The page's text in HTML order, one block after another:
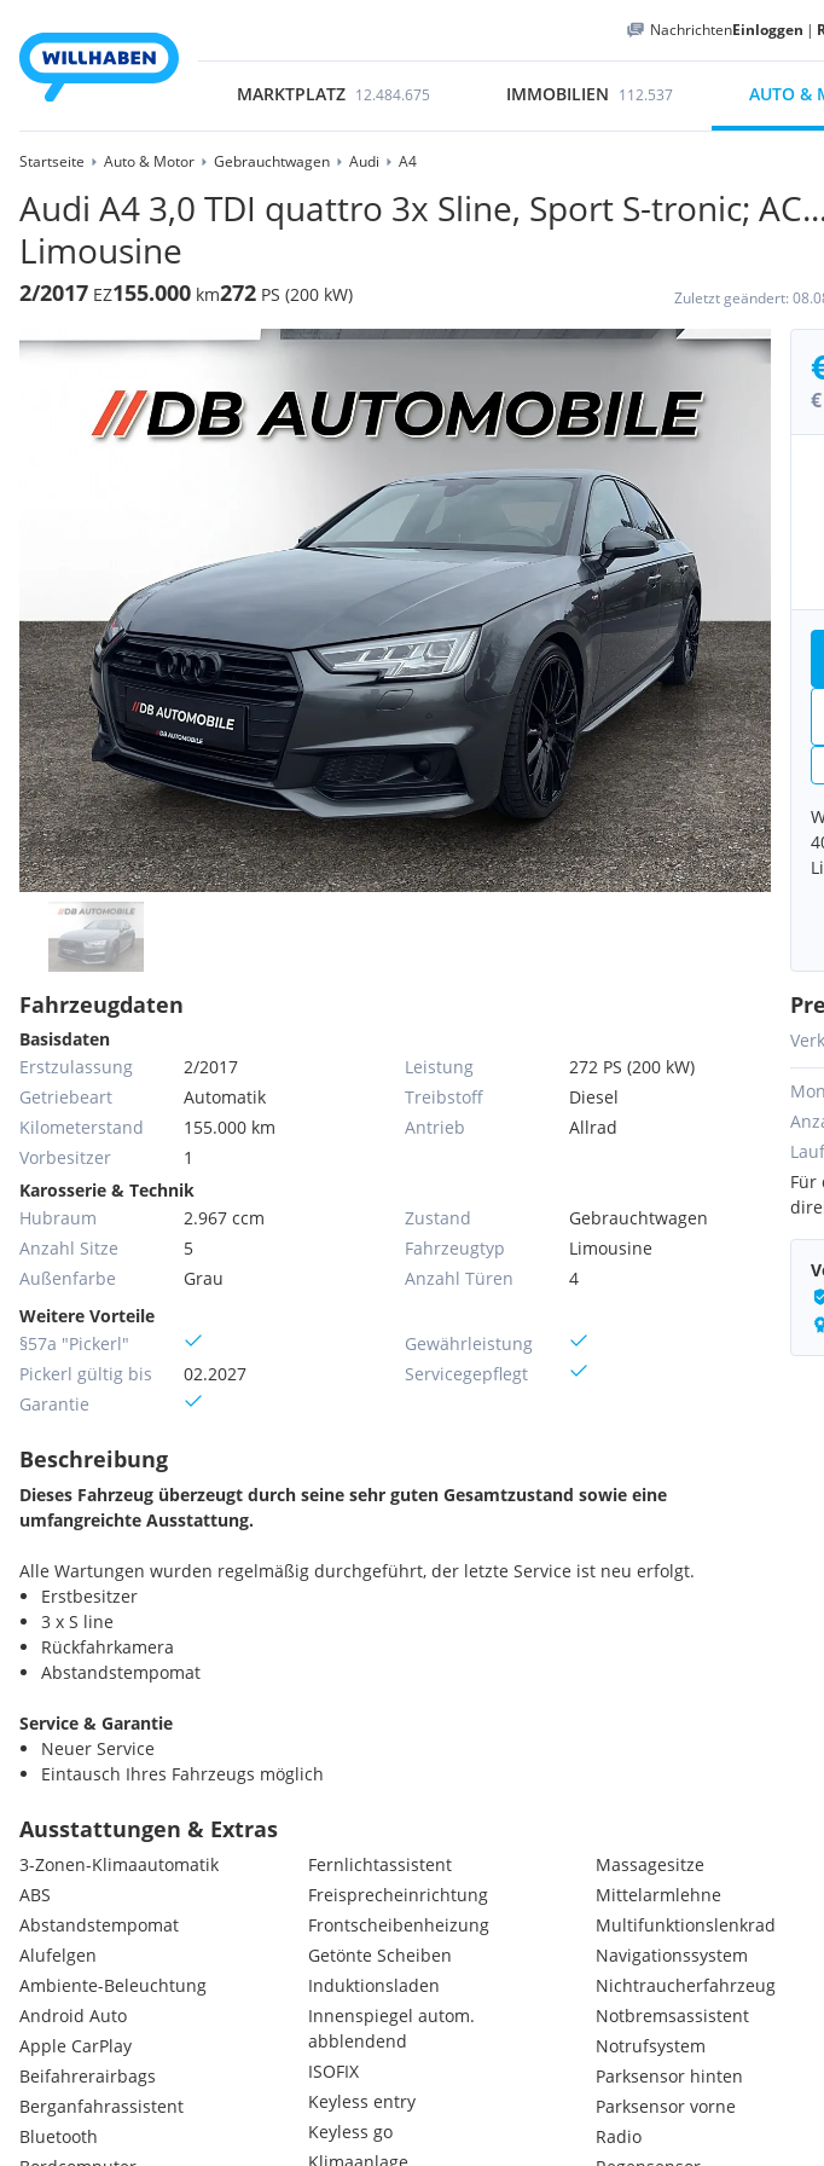
NachrichtenEinloggen |
MARKTPLATZ 12.484.675 IMMOBILIEN 112.537 AUTO &
Startseite Auto & Motor Gebrauchtwagen Audi A4
Audi A4 3,0 TDI quattro 3x Sline, Sport S-tronic;
Limousine
2/2017 EZ155.000 km272 PS (200 kW) Zuletzt geändert:
Fahrzeugdaten
Basisdaten
Erstzulassung
2/2017
Getriebeart
Automatik
Kilometerstand
155.000 km
Vorbesitzer
1
Leistung
272 PS (200 kW)
Treibstoff
Diesel
Antrieb
Allrad
Karosserie & Technik
Hubraum
2.967 ccm
Anzahl Sitze
5
Außenfarbe
Grau
Zustand
Gebrauchtwagen
Fahrzeugtyp
Limousine
Anzahl Türen
4
Weitere Vorteile
§57a "Pickerl"
Pickerl gültig bis
02.2027
Garantie
Gewährleistung
Servicegepflegt
Beschreibung
Dieses Fahrzeug überzeugt durch seine sehr guten Gesamtzustand sowie eine
umfangreichte Ausstattung.
Alle Wartungen wurden regelmäßig durchgeführt, der letzte Service ist neu erfolgt.
Erstbesitzer
3 x S line
Rückfahrkamera
Abstandstempomat
Service & Garantie
Neuer Service
Eintausch Ihres Fahrzeugs möglich
Garantie optional bis zu 3 Jahre möglich!
Probefahrt nach Terminvereinbarung jederzeit möglich!
° DBAutomobile GmbH °
Bei Interesse stehen wir Ihnen gerne telefonisch oder per E-Mail zur Verfügung.
Wir freuen uns auf Ihre Anfrage und beraten Sie persönlich!
Eingabefehler und Irrtümer vorbehalten. Alle Angaben ohne Gewähr!
Serienausstattungen:
Warndreieck
Sonnenblenden
Nichtraucherausführung
Fehlbetankungsschutz
Für
Ausstattungen & Extras
3-Zonen-Klimaautomatik
ABS
Abstandstempomat
Alufelgen
Ambiente-Beleuchtung
Android Auto
Apple CarPlay
Beifahrerairbags
Berganfahrassistent
Bluetooth
Fernlichtassistent
Freisprecheinrichtung
Frontscheibenheizung
Getönte Scheiben
Induktionsladen
Innenspiegel autom.
abblendend
ISOFIX
Keyless entry
Keyless go
Massagesitze
Mittelarmlehne
Multifunktionslenkrad
Navigationssystem
Nichtraucherfahrzeug
Notbremsassistent
Notrufsystem
Parksensor hinten
Parksensor vorne
Radio